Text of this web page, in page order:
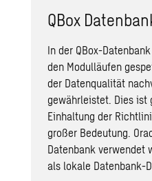
QBox
In der QBox-
den Modulläufen
der Datenqualität
gewährleistet. Dies ist
Einhaltung der
großer Bedeutung.
Datenbank verwendet
als lokale Datenbank-